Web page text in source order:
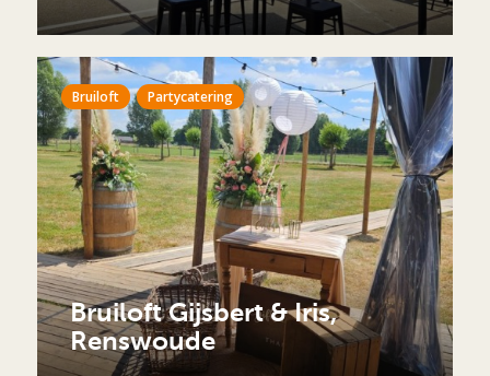
Bruiloft Partycatering
Bruiloft Gijsbert & Iris,
Renswoude